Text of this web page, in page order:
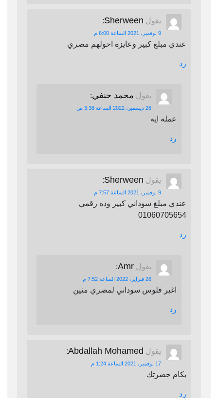
يقول Sherween
:
9 نوفمبر، 2021 الساعة 6:00 م
عندي مبلغ كبير وعايزة احولهم مصري
رد
يقول محمد حنفي:
26 ديسمبر، 2022 الساعة 3:38 ص
عمله ايه
رد
يقول Sherween
:
9 نوفمبر، 2021 الساعة 7:57 م
عندي مبلغ سوداني كبير وده رقمي
01060705654
رد
يقول Amr
:
26 فبراير، 2022 الساعة 7:52 م
اغير فلوس سوداني لمصري منين
رد
يقول Abdallah Mohamed
:
17 نوفمبر، 2021 الساعة 1:24 م
بكام حضرتك
رد